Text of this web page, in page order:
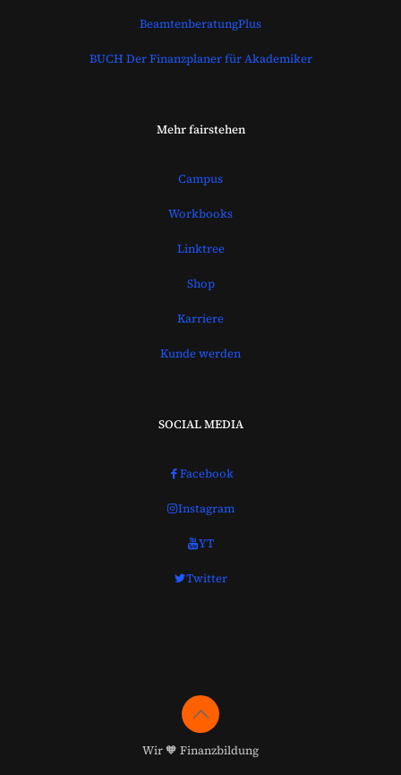
BeamtenberatungPlus
BUCH Der Finanzplaner für Akademiker
Mehr fairstehen
Campus
Workbooks
Linktree
Shop
Karriere
Kunde werden
SOCIAL MEDIA
Facebook
Instagram
YT
Twitter
Wir 🧡 Finanzbildung